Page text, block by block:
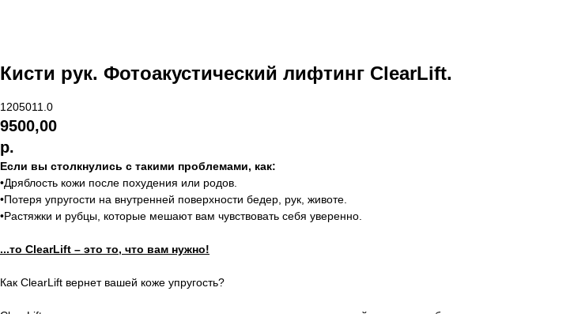
Кисти рук. Фотоакустический лифтинг ClearLift.
1205011.0
9500,00
р.
Если вы столкнулись с такими проблемами, как:
•Дряблость кожи после похудения или родов.
•Потеря упругости на внутренней поверхности бедер, рук, животе.
•Растяжки и рубцы, которые мешают вам чувствовать себя уверенно.
...то ClearLift – это то, что вам нужно!
Как ClearLift вернет вашей коже упругость?